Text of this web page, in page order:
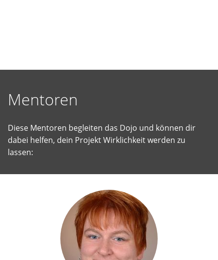
zu
Mentoren
Diese Mentoren begleiten das Dojo und können dir
dabei helfen, dein Projekt Wirklichkeit werden zu
lassen: